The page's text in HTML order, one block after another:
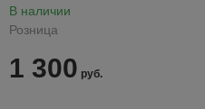
В наличии
Розница
1 300 руб.